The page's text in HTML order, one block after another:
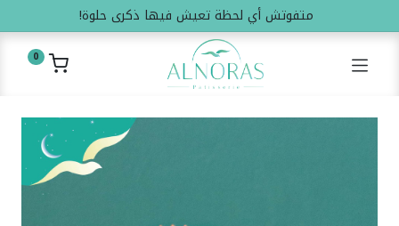
متفوتش أي لحظة تعيش فيها ذكرى حلوة!
0